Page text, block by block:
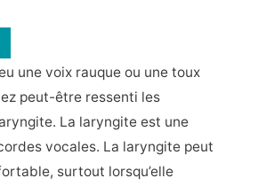
une voix rauque ou une toux
peut-être ressenti les
La laryngite est une
vocales. La laryngite peut
surtout lorsqu’elle